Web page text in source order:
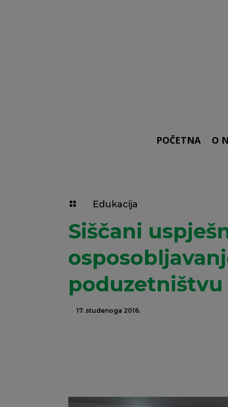
POČETNA O
 Edukacija
Siščani
poduzetništvu
17. studenoga 2016.